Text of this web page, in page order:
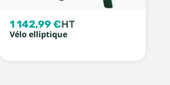
1 142,99 €HT
Vélo elliptique